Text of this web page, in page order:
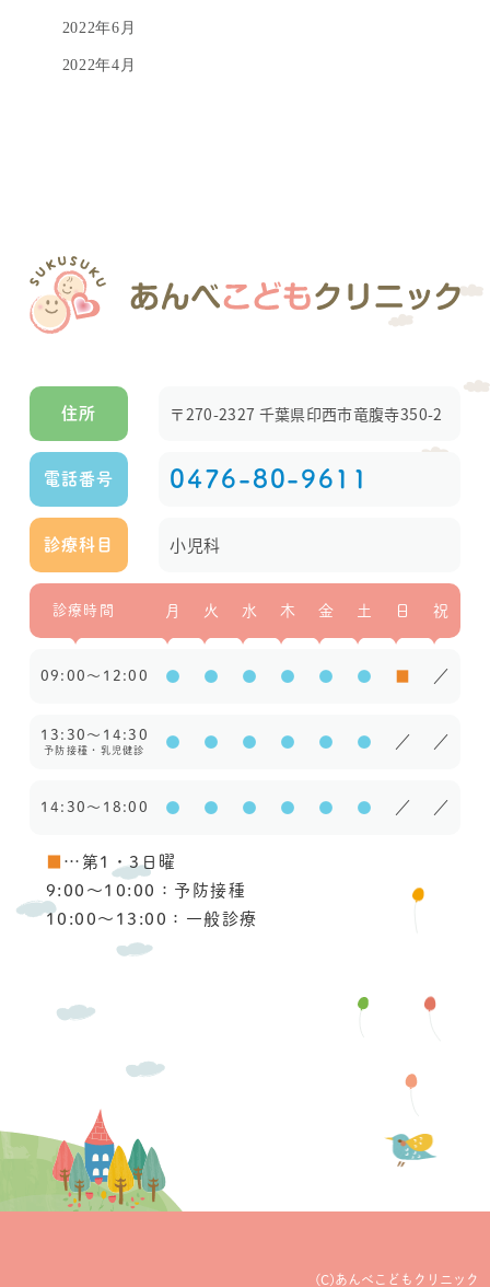
2022年6月
2022年4月
住所 〒270-2327 千葉県印西市竜腹寺350-2
電話番号 0476-80-9611
診療科目 小児科
診療時間 月 火 水 木 金 土 日 祝
09:00～12:00 ● ● ● ● ● ● ■ ／
13:30～14:30
予防接種・乳児健診
● ● ● ● ● ● ／ ／
14:30～18:00 ● ● ● ● ● ● ／ ／
…第1・3日曜
9:00〜10:00：予防接種
10:00〜13:00：一般診療
(C)あんべこどもクリニック